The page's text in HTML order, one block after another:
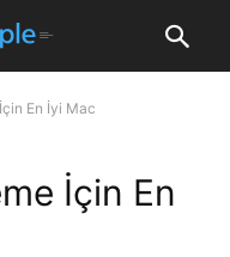
En İyi Mac
İçin En